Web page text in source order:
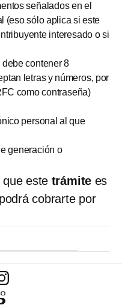
señalados en el
(eso sólo aplica si este
interesado o si
contener 8
letras y números, por
como contraseña)
personal al que
generación o
que este trámite es
cobrarte por